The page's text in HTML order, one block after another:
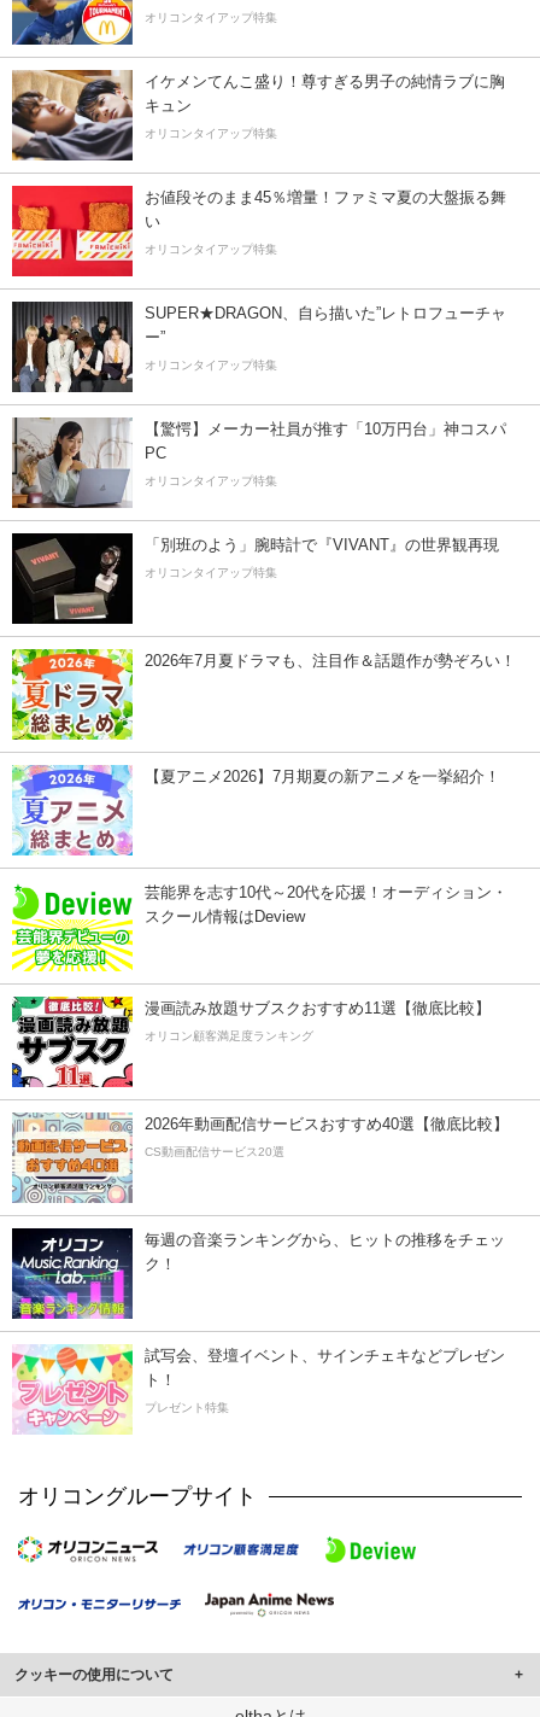
オリコンタイアップ特集
イケメンてんこ盛り！尊すぎる男子の純情ラブに胸
キュン
オリコンタイアップ特集
お値段そのまま45％増量！ファミマ夏の大盤振る舞
い
オリコンタイアップ特集
SUPER★DRAGON、自ら描いた”レトロフューチャ
ー”
オリコンタイアップ特集
【驚愕】メーカー社員が推す「10万円台」神コスパ
PC
オリコンタイアップ特集
「別班のよう」腕時計で『VIVANT』の世界観再現
オリコンタイアップ特集
2026年7月夏ドラマも、注目作＆話題作が勢ぞろい！
【夏アニメ2026】7月期夏の新アニメを一挙紹介！
芸能界を志す10代～20代を応援！オーディション・
スクール情報はDeview
漫画読み放題サブスクおすすめ11選【徹底比較】
オリコン顧客満足度ランキング
2026年動画配信サービスおすすめ40選【徹底比較】
CS動画配信サービス20選
毎週の音楽ランキングから、ヒットの推移をチェッ
ク！
試写会、登壇イベント、サインチェキなどプレゼン
ト！
プレゼント特集
オリコングループサイト
クッキーの使用について